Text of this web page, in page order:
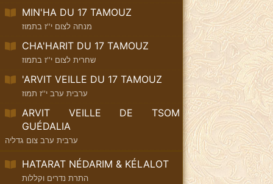
MIN'HA DU 17 TAMOUZ
מנחה לצום י''ז בתמוז
CHA'HARIT DU 17 TAMOUZ
שחרית לצום י''ז בתמוז
'ARVIT VEILLE DU 17 TAMOUZ
ערבית ערב י''ז תמוז
ARVIT VEILLE DE TSOM
GUÉDALIA
ערבית ערב צום גדליה
HATARAT NÉDARIM & KÉLALOT
התרת נדרים וקללות